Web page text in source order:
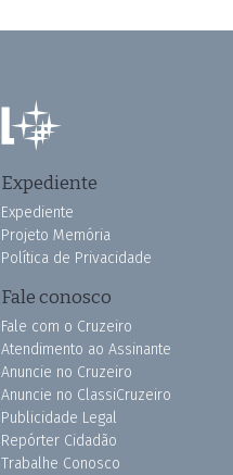
Expediente
Expediente
Projeto Memória
Política de Privacidade
Fale conosco
Fale com o Cruzeiro
Atendimento ao Assinante
Anuncie no Cruzeiro
Anuncie no ClassiCruzeiro
Publicidade Legal
Repórter Cidadão
Trabalhe Conosco